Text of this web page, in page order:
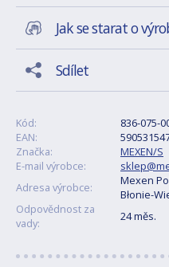
Jak se starat o
Sdílet
Kód:
836-075-
EAN:
Značka:
MEXEN/S
E-mail výrobce:
Adresa výrobce:
Mexen
Błonie-
Odpovědnost za
vady:
24 měs.